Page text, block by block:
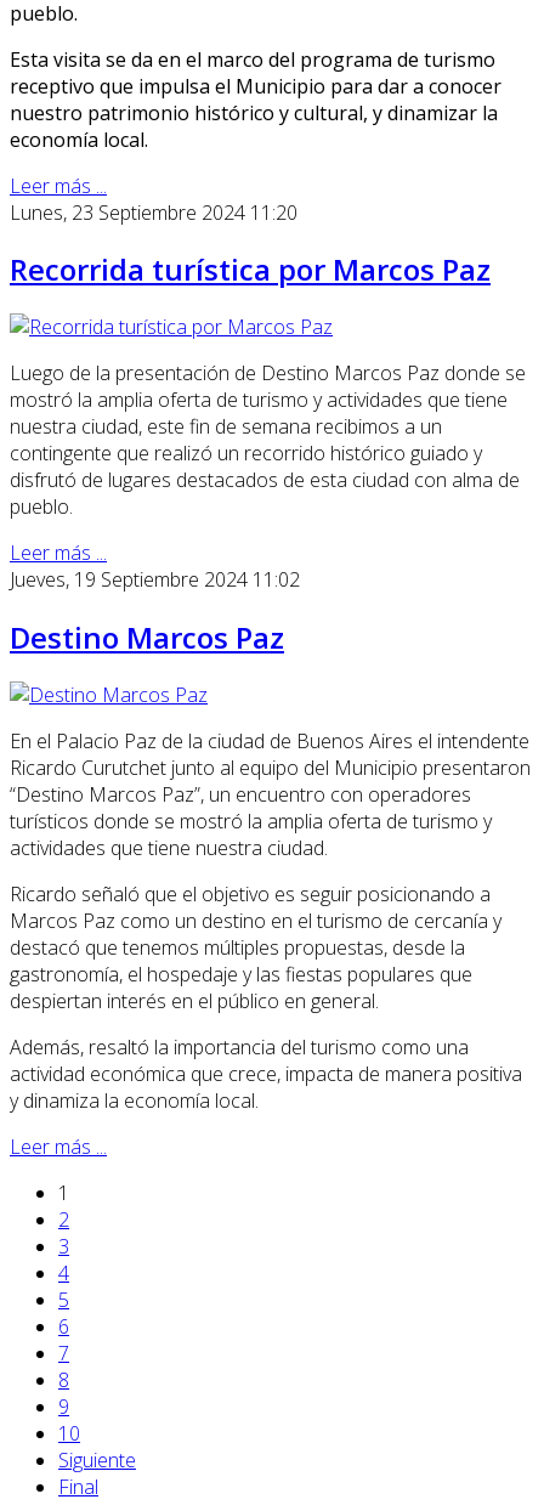
pueblo.
Esta visita se da en el marco del programa de turismo
receptivo que impulsa el Municipio para dar a conocer
nuestro patrimonio histórico y cultural, y dinamizar la
economía local.
Leer más ...
Lunes, 23 Septiembre 2024 11:20
Recorrida turística por Marcos Paz
Luego de la presentación de Destino Marcos Paz donde se
mostró la amplia oferta de turismo y actividades que tiene
nuestra ciudad, este fin de semana recibimos a un
contingente que realizó un recorrido histórico guiado y
disfrutó de lugares destacados de esta ciudad con alma de
pueblo.
Leer más ...
Jueves, 19 Septiembre 2024 11:02
Destino Marcos Paz
En el Palacio Paz de la ciudad de Buenos Aires el intendente
Ricardo Curutchet junto al equipo del Municipio presentaron
“Destino Marcos Paz”, un encuentro con operadores
turísticos donde se mostró la amplia oferta de turismo y
actividades que tiene nuestra ciudad.
Ricardo señaló que el objetivo es seguir posicionando a
Marcos Paz como un destino en el turismo de cercanía y
destacó que tenemos múltiples propuestas, desde la
gastronomía, el hospedaje y las fiestas populares que
despiertan interés en el público en general.
Además, resaltó la importancia del turismo como una
actividad económica que crece, impacta de manera positiva
y dinamiza la economía local.
Leer más ...
1
2
3
4
5
6
7
8
9
10
Siguiente
Final